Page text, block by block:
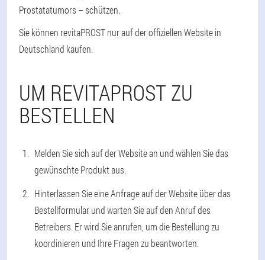
Prostatatumors – schützen.
Sie können revitaPROST nur auf der offiziellen Website in
Deutschland kaufen.
UM REVITAPROST ZU
BESTELLEN
Melden Sie sich auf der Website an und wählen Sie das
gewünschte Produkt aus.
Hinterlassen Sie eine Anfrage auf der Website über das
Bestellformular und warten Sie auf den Anruf des
Betreibers. Er wird Sie anrufen, um die Bestellung zu
koordinieren und Ihre Fragen zu beantworten.